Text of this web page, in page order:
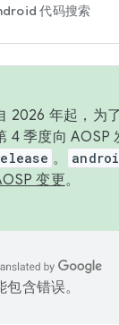
代码搜索
2026 年起，为
4 季度向 AOSP
。
变更。
包含错误。